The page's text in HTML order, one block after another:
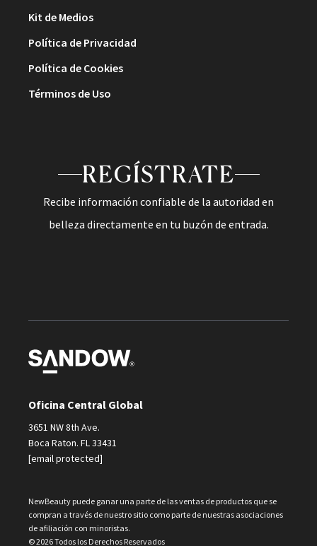
Kit de Medios
Política de Privacidad
Política de Cookies
Términos de Uso
REGÍSTRATE
Recibe información confiable de la autoridad en
belleza directamente en tu buzón de entrada.
Oficina Central Global
3651 NW 8th Ave.
Boca Raton. FL 33431
[email protected]
NewBeauty puede ganar una parte de las ventas de productos que se
compran a través de nuestro sitio como parte de nuestras asociaciones
de afiliación con minoristas.
© 2026 Todos los Derechos Reservados